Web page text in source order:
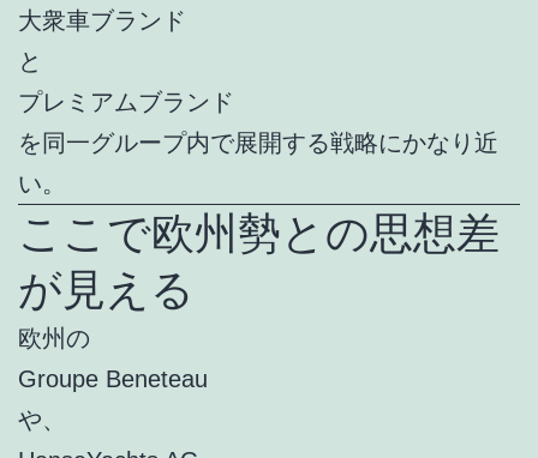
大衆車ブランド
と
プレミアムブランド
を同一グループ内で展開する戦略にかなり近
い。
ここで欧州勢との思想差
が見える
欧州の
Groupe Beneteau
や、